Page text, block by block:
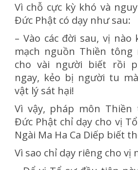
Vì chỗ cực kỳ khó và
Đức Phật có dạy như sau:
– Vào các đời sau, vị
mạch nguồn Thiền tông
cho vài người biết rồi
ngay, kẻo bị người tu
vật lý sát hại!
Vì vậy, pháp môn Thiền
Đức Phật chỉ dạy cho vị
Ngài Ma Ha Ca Diếp biết
Vì sao chỉ dạy riêng cho vị